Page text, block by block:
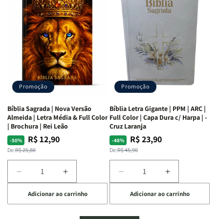
Mulheres
da
Bíblia
Isabelle
S.
Alves
Mulheres
da
Bíblia
|
Isabelle
S.
Alves
Livro
por
Livro
um
panorama
completo
dos
66
da
Bíblia
Equipe
teológica
Penkal
Livro
-
um
panorama
completo
dos
da
Bíblia
Penkal
Promoção
Bíblia Sagrada | Nova Versão
Almeida | Letra Média & Full Color
| Brochura | Rei Leão
-50%
Preço
normal
De:R$ 25,80
Preço
promocional
R$ 12,90
Diminuir
a
quantidade
de
Aumentar
a
quantidade
de
Bíblia
Adicionar ao carrinho
Promoção
Bíblia Letra Gigante | PPM | ARC |
Full Color | Capa Dura c/ Harpa | -
Cruz Laranja
-48%
Preço
normal
De:R$ 45,90
Preço
promocional
R$ 23,90
Diminuir
a
quantidade
de
Bíblia
Aumentar
a
quantidade
de
Adicionar ao carrinho